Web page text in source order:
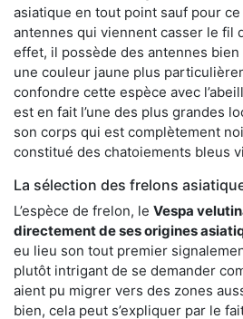
asiatique en tout point sauf pour
antennes qui viennent casser le fil
effet, il possède des antennes
une couleur jaune plus
confondre cette espèce avec
est en fait l’une des plus grandes
son corps qui est complètement
constitué des chatoiements bleus
La sélection des frelons
L’espèce de frelon, le Vespa
directement de ses origines
eu lieu son tout premier
plutôt intrigant de se demander
aient pu migrer vers des zones
bien, cela peut s’expliquer par le